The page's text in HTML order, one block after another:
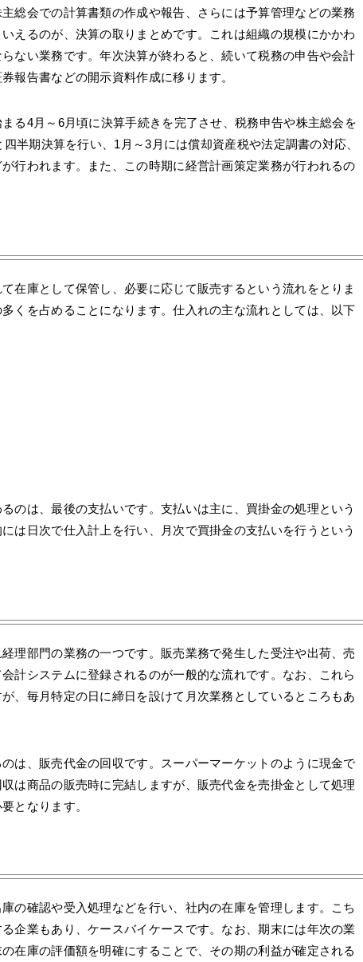
総会での計算書類の作成や報告、さらには予算管理などの業務
えるのが、決算の取りまとめです。これは組織の規模にかかわ
ない業務です。年次決算が終わると、続いて税務の申告や会計
報告書などの開示資料作成に移ります。
る4月～6月頃に決算手続きを完了させ、税務申告や株主総会を
半期決算を行い、1月～3月には償却資産税や法定調書の対応、
行われます。また、この時期に経営計画策定業務が行われるの
在庫として保管し、必要に応じて販売するという流れをとりま
くを占めることになります。仕入れの主な流れとしては、以下
のは、最後の支払いです。支払いは主に、買掛金の処理という
は日次で仕入計上を行い、月次で買掛金の支払いを行うという
理部門の業務の一つです。販売業務で発生した受注や出荷、売
計システムに登録されるのが一般的な流れです。なお、これら
、毎月特定の日に締日を設けて月次業務としているところもあ
は、販売代金の回収です。スーパーマーケットのように現金で
は商品の販売時に完結しますが、販売代金を売掛金として処理
となります。
の確認や受入処理などを行い、社内の在庫を管理します。こち
企業もあり、ケースバイケースです。なお、期末には年次の業
在庫の評価額を明確にすることで、その期の利益が確定される